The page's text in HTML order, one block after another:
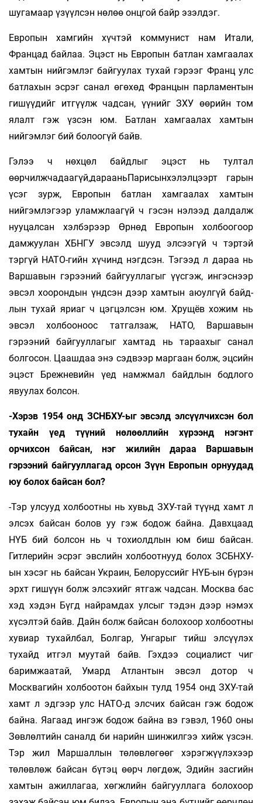
шугамаар үзүүлсэн нөлөө онцгой байр эзэлдэг.
Европын хамгийн хүчтэй коммунист нам Итали,
Францад байлаа. Эцэст нь Европын батлан хамгаалах
хамтын нийгэмлэг байгуулах тухай гэрээг Франц улс
батлахын эсрэг санал өгөхөд Францын парламентын
гишүүдийг ит­гүүлж чадсан, үүнийг ЗХУ өөрийн том
ялалт гэж үзсэн юм. Батлан хамгаалах хамтын
нийгэмлэг бий болоогүй байв.
Гэлээ ч нөхцөл байдлыг эцэст нь тултал
өөрчилжчадаагүй,дарааньПарисынхэлэлцээрт гарын
үсэг зурж, Европын батлан хамгаалах хам­тын
нийгэмлэгээр уламжлаагүй ч гэсэн нэлээд далдалж
нууцалсан хэлбэрээр Өрнөд Европын холбоогоор
дамжуулан ХБНГУ эвсэлд шууд элсээгүй ч тэртэй
тэргүй НАТО-гийн хү­чинд нэгдсэн. Тэгээд л дараа нь
Варшавын гэрээний байгууллагыг үүсгэж, ингэснээр
эвсэл хоорондын үндсэн дээр хамтын аюулгүй байд­
лын тухай яриаг ч цэгцэлсэн юм. Хрущёв хожим нь
эвсэл холбооноос татгалзаж, НАТО, Вар­шавын
гэрээний байгууллагыг хамтад нь тараахыг санал
болгосон. Цаашдаа энэ сэдвээр маргаан болж, эцсийн
эцэст Брежневийн үед намжмал байдлын бодлого
явуулах болсон.
-Хэрэв 1954 онд ЗСНБХУ-ыг эвсэлд элсүүлчихсэн бол
тухайн үед түүний нөлөөллийн хүрээнд нэгэнт
орчихсон байсан, нэг жилийн дараа Варшавын
гэрээний байгууллагад орсон Зүүн Европын орнуудад
юу болох байсан бол?
-Тэр улсууд холбоотны нь хувьд ЗХУ-тай түүнд хамт л
элсэх байсан болов уу гэж бодож байна. Давхцаад
НҮБ бий болсон нь ч тохиолдлын юм биш байсан.
Гитлерийн эсрэг эвслийн холбоотнууд болох ЗСБНХУ-
ын хэсэг нь байсан Украин, Белоруссийг НҮБ-ын бүрэн
эрхт гишүүн болж элсэхийг ятгаж чадсан. Москва бас
хэд хэдэн Бүгд найрамдах улсыг тэдэн дээр нэмэх
хүсэл­тэй байв. Дайн болж байсан бо­лохоор холбоотны
хувиар тухайлбал, Болгар, Ун­гарыг тийш элсүүлэх
тухайд итгэл муутай байв. Гэхдээ социалист чиг
баримжаатай, Умард Ат­лантын эвсэл дотор ч
Москвагийн хол­боо­тон байхын тулд 1954 онд ЗХУ-тай
хамт л эд­гээр улс НАТО-д элсчих байсан гэж бодож
байна. Яагаад ингэж бодож байна вэ гэвэл, 1960 оны
Зөвлөлтийн саналд би нарийн шинжилгээ хийж үзсэн.
Тэр жил Маршаллын төлөвлөгөөг хэрэгжүүлэхээр
төлөвлөж байсан бүтэц өөрч­ лөгдөж, Эдийн засгийн
хамтын ажил­лагаа, хөгжлийн байгууллага болохоор